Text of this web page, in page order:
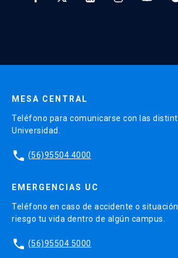
MESA CENTRAL
Teléfono para comunicarse con las
Universidad.
phone (56)95504 4000
EMERGENCIAS UC
Teléfono en caso de accidente o
riesgo tu vida dentro de algún campus.
phone (56)95504 5000